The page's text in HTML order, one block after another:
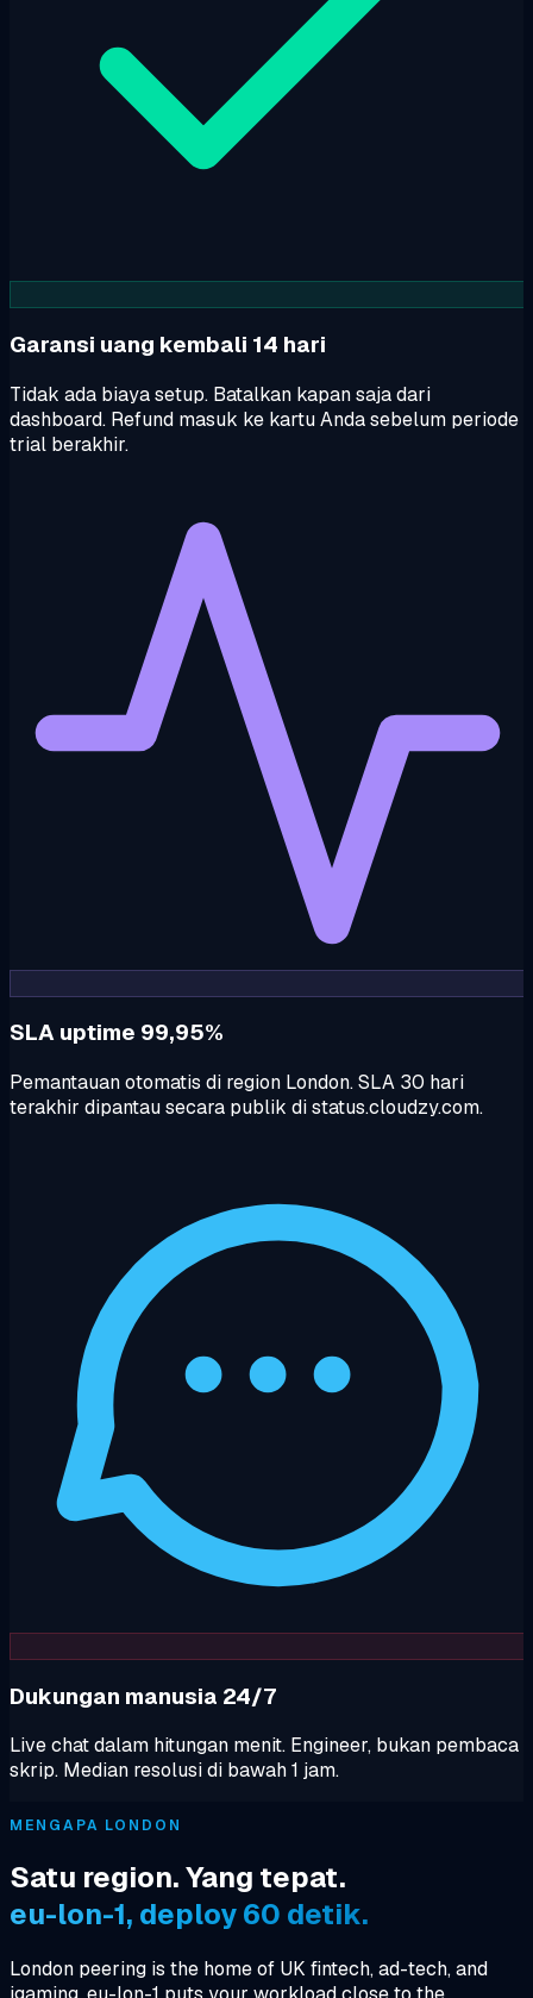
Garansi uang kembali 14 hari
Tidak ada biaya setup. Batalkan kapan saja dari
dashboard. Refund masuk ke kartu Anda sebelum periode
trial berakhir.
SLA uptime 99,95%
Pemantauan otomatis di region London. SLA 30 hari
terakhir dipantau secara publik di status.cloudzy.com.
Dukungan manusia 24/7
Live chat dalam hitungan menit. Engineer, bukan pembaca
skrip. Median resolusi di bawah 1 jam.
MENGAPA LONDON
Satu region. Yang tepat.
eu-lon-1, deploy 60 detik.
London peering is the home of UK fintech, ad-tech, and